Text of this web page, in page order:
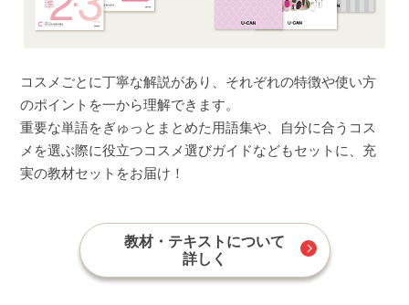
コスメごとに丁寧な解説があり、それぞれの特徴や使い方
のポイントを一から理解できます。
重要な単語をぎゅっとまとめた用語集や、自分に合うコス
メを選ぶ際に役立つコスメ選びガイドなどもセットに、充
実の教材セットをお届け！
教材・テキストについて
詳しく